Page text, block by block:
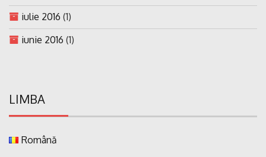
iulie 2016 (1)
iunie 2016 (1)
LIMBA
Română